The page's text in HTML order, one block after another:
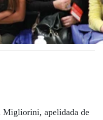
Migliorini, apelidada de